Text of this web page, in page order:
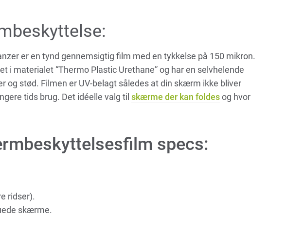
er en tynd gennemsigtig film med en tykkelse på 150 mikron.
i materialet “Thermo Plastic Urethane” og har en selvhelende
og stød. Filmen er UV-belagt således at din skærm ikke bliver
tids brug. Det idéelle valg til skærme der kan foldesog hvor
specs:
ridser).
skærme.